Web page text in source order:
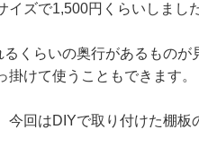
ズで1,500円くらいしました
くらいの奥行があるもの
けて使うこともできます。
回はDIYで取り付けた棚